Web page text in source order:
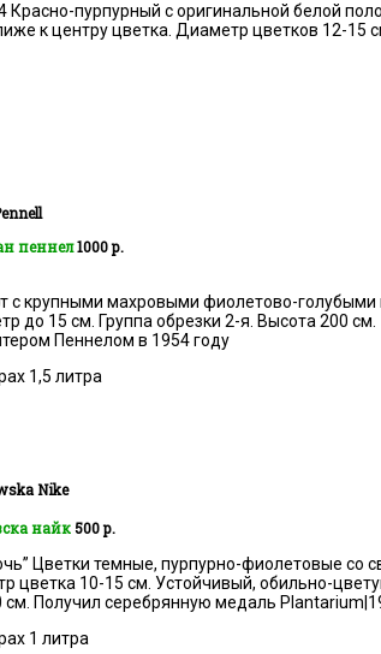
Красно-пурпурный с оригинальной белой
к центру цветка. Диаметр цветков 12-15
пеннел1000 р.
с крупными махровыми фиолетово-
до 15 см. Группа обрезки 2-я. Высота 200 см.
Пеннелом в 1954 году
1,5 литра
Nike
найк500 р.
Цветки темные, пурпурно-фиолетовые со
цветка 10-15 см. Устойчивый, обильно-
см. Получил серебрянную медаль
1 литра